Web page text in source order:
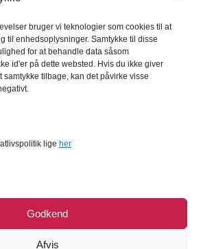
bruger vi teknologier som cookies til at
til enhedsoplysninger. Samtykke til disse
for at behandle data såsom
id'er på dette websted. Hvis du ikke giver
tilbage, kan det påvirke visse
lige her
Godkend
Afvis
rapporter